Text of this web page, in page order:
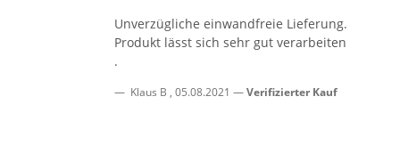
Unverzügliche einwandfreie Lieferung.
Produkt lässt sich sehr gut verarbeiten
.
Klaus B , 05.08.2021 Verifizierter Kauf